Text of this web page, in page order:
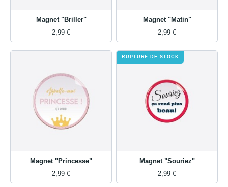
Magnet "Briller"
2,99 €
Magnet "Matin"
2,99 €
Magnet "Princesse"
2,99 €
Magnet "Souriez"
2,99 €
RUPTURE DE STOCK